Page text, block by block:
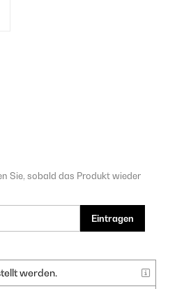
Sie, sobald das Produkt wieder
Eintragen
werden.